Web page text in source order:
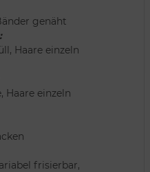
genäht
Haare einzeln
Haare einzeln
frisierbar,